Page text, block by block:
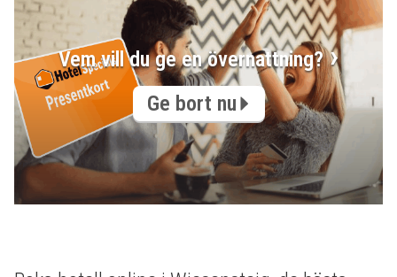
Vem vill du ge en övernattning?
Ge bort nu